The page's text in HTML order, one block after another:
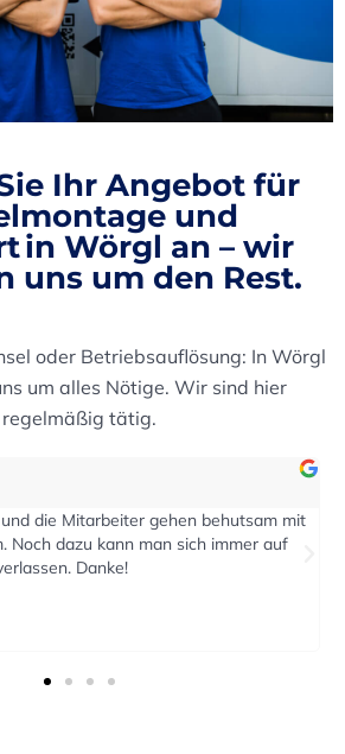
Ihr Angebot für
und
in Wörgl an – wir
uns um den Rest.
oder Betriebsauflösung: In Wörgl
um alles Nötige. Wir sind hier
regelmäßig tätig.
behutsam mit
immer auf
Auf eine Anfrage nach
reagiert. Der Transport